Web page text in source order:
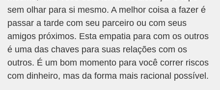
sem olhar para si mesmo. A melhor coisa a fazer é
passar a tarde com seu parceiro ou com seus
amigos próximos. Esta empatia para com os outros
é uma das chaves para suas relações com os
outros. É um bom momento para você correr riscos
com dinheiro, mas da forma mais racional possível.